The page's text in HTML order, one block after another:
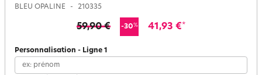
BLEU OPALINE 210335
59,90 € -30% 41,93 €*
Personnalisation - Ligne 1